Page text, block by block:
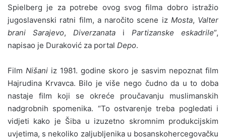
Spielberg je za potrebe ovog svog filma dobro istražio
jugoslavenski ratni film, a naročito scene iz Mosta, Valter
brani Sarajevo, Diverzanata i Partizanske eskadrile”,
napisao je Duraković za portal Depo.
Film Nišani iz 1981. godine skoro je sasvim nepoznat film
Hajrudina Krvavca. Bilo je više nego čudno da u to doba
nastaje film koji se okreće proučavanju muslimanskih
nadgrobnih spomenika. “To ostvarenje treba pogledati i
vidjeti kako je Šiba u izuzetno skromnim produkcijskim
uvjetima, s nekoliko zaljubljenika u bosanskohercegovačku